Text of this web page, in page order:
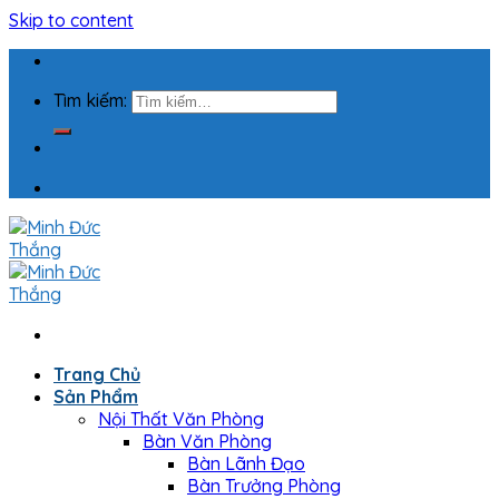
Skip to content
Tìm kiếm:
Trang Chủ
Sản Phẩm
Nội Thất Văn Phòng
Bàn Văn Phòng
Bàn Lãnh Đạo
Bàn Trưởng Phòng